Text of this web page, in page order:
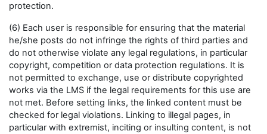
protection.
(6) Each user is responsible for ensuring that the material
he/she posts do not infringe the rights of third parties and
do not otherwise violate any legal regulations, in particular
copyright, competition or data protection regulations. It is
not permitted to exchange, use or distribute copyrighted
works via the LMS if the legal requirements for this use are
not met. Before setting links, the linked content must be
checked for legal violations. Linking to illegal pages, in
particular with extremist, inciting or insulting content, is not